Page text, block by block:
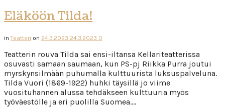
Eläköön Tilda!
inTeatteri on 24.3.2023 24.3.2023 0
Teatterin rouva Tilda sai ensi-iltansa Kellariteatterissa
osuvasti samaan saumaan, kun PS-pj Riikka Purra joutui
myrskynsilmään puhumalla kulttuurista luksuspalveluna.
Tilda Vuori (1869-1922) huhki täysillä jo viime
vuosituhannen alussa tehdäkseen kulttuuria myös
työväestölle ja eri puolilla Suomea….